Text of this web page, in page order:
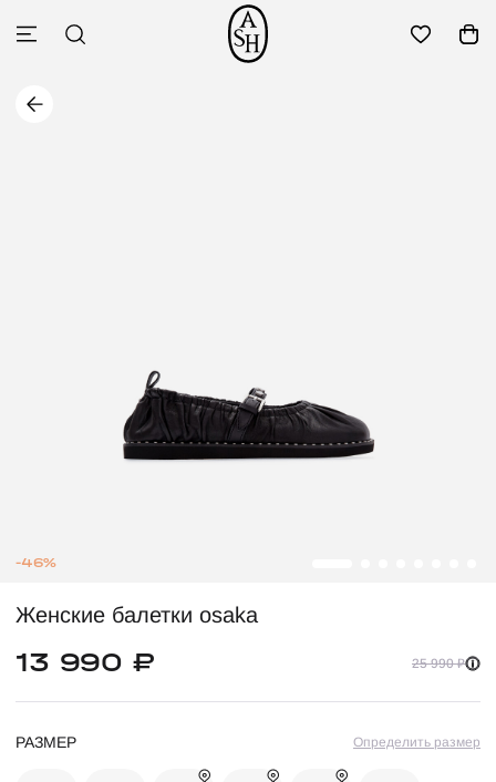
-46%
Женские балетки osaka
13 990 ₽ 25 990 ₽
РАЗМЕР Определить размер